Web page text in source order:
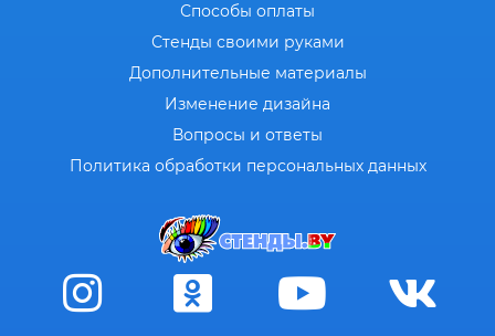
Способы оплаты
Стенды своими руками
Дополнительные материалы
Изменение дизайна
Вопросы и ответы
Политика обработки персональных данных